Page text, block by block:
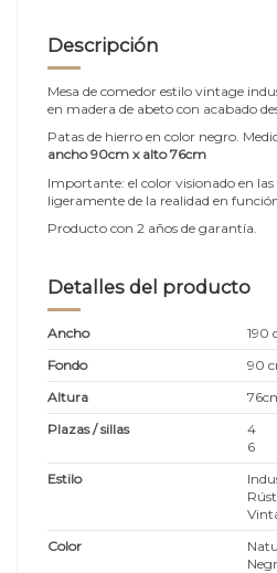
Descripción
Mesa de comedor estilo vintage
en madera de abeto con acabado
Patas de hierro en color negro.
ancho 90cm x alto 76cm
Importante: el color visionado en
ligeramente de la realidad en
Producto con 2 años de garantía.
Detalles del producto
Ancho
190
Fondo
90
Altura
Plazas / sillas
4
6
Estilo
Color